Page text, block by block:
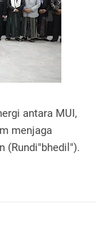
antara MUI,
menjaga
(Rundi"bhedil").